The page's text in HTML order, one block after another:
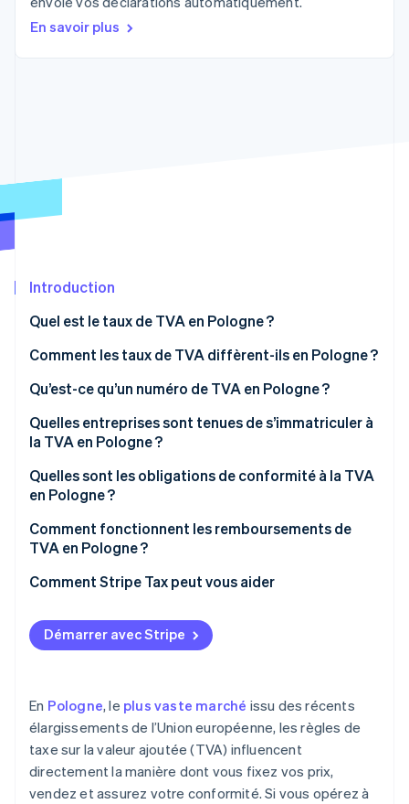
Découvrez les prochaines évolutions
Prévention de la fraude
Stripe Sessions 2026
Découvrez comment Stripe construit l’infrastructure
Regarder la vidéo
Commerce en ligne
En savoir plus
Introduction
Quel est le taux de TVA en Pologne ?
Comment les taux de TVA diffèrent-ils en Pologne ?
Taux de TVA de 8 %
Taux de TVA de 5 %
Taux de TVA de 0 %
Exonération de TVA
Qu’est-ce qu’un numéro de TVA en Pologne ?
Quelles entreprises sont tenues de s’immatriculer à
la TVA en Pologne ?
Quelles sont les obligations de conformité à la TVA
en Pologne ?
Facturer la TVA et assurer sa gestion
Soumettre un fichier JPK_VAT
Payer la TVA avant l’échéance prévue
Utiliser le mécanisme de paiement fractionné
Veiller à ce que les informations d’immatriculation
restent à jour
Comment fonctionnent les remboursements de
TVA en Pologne ?
Comment Stripe Tax peut vous aider
Démarrer avec Stripe
En Pologne, le plus vaste marché issu des récents
élargissements de l’Union européenne, les règles de
taxe sur la valeur ajoutée (TVA) influencent
directement la manière dont vous fixez vos prix,
vendez et assurez votre conformité. Si vous opérez à